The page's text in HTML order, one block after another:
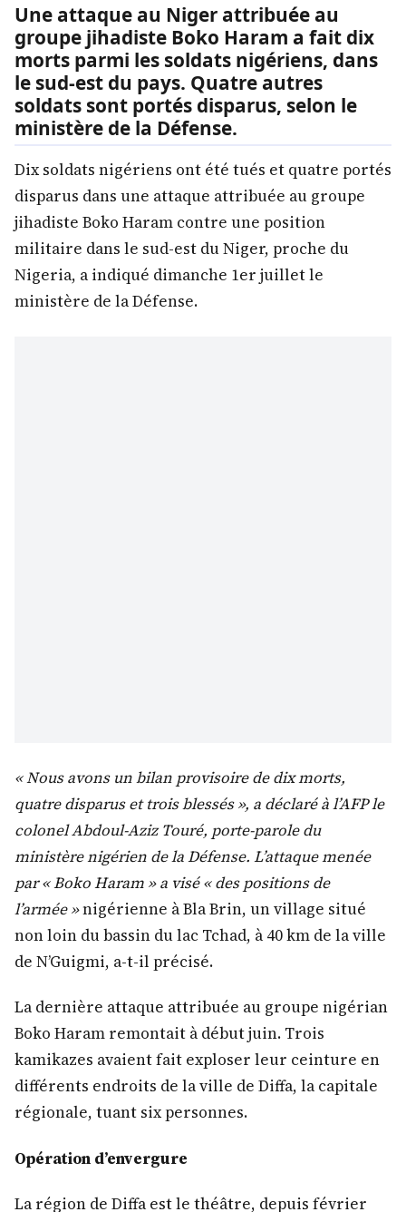
Une attaque au Niger attribuée au
groupe jihadiste Boko Haram a fait dix
morts parmi les soldats nigériens, dans
le sud-est du pays. Quatre autres
soldats sont portés disparus, selon le
ministère de la Défense.
Dix soldats nigériens ont été tués et quatre portés
disparus dans une attaque attribuée au groupe
jihadiste Boko Haram contre une position
militaire dans le sud-est du Niger, proche du
Nigeria, a indiqué dimanche 1er juillet le
ministère de la Défense.
« Nous avons un bilan provisoire de dix morts,
quatre disparus et trois blessés », a déclaré à l’AFP le
colonel Abdoul-Aziz Touré, porte-parole du
ministère nigérien de la Défense. L’attaque menée
par « Boko Haram » a visé « des positions de
l’armée »nigérienne à Bla Brin, un village situé
non loin du bassin du lac Tchad, à 40 km de la ville
de N’Guigmi, a-t-il précisé.
La dernière attaque attribuée au groupe nigérian
Boko Haram remontait à début juin. Trois
kamikazes avaient fait exploser leur ceinture en
différents endroits de la ville de Diffa, la capitale
régionale, tuant six personnes.
Opération d’envergure
La région de Diffa est le théâtre, depuis février